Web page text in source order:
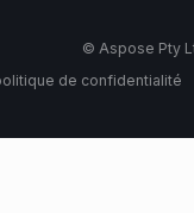
© Aspose Pty
de confidentialité